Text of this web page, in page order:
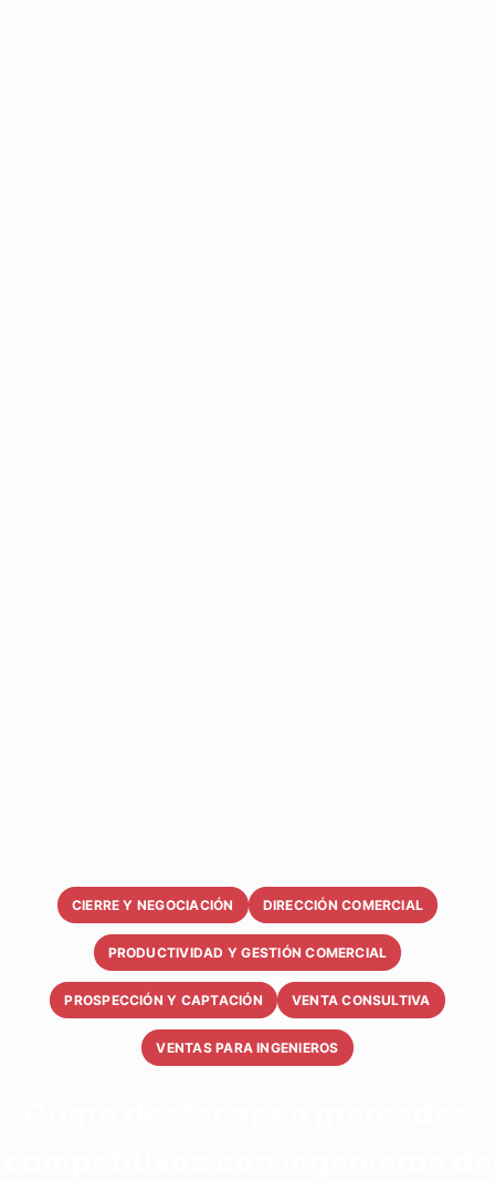
CIERRE Y NEGOCIACIÓN DIRECCIÓN COMERCIAL
PRODUCTIVIDAD Y GESTIÓN COMERCIAL
PROSPECCIÓN Y CAPTACIÓN VENTA CONSULTIVA
VENTAS PARA INGENIEROS